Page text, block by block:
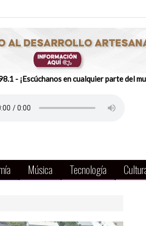
- ¡Escúchanos en cualquier parte del
Música Tecnología